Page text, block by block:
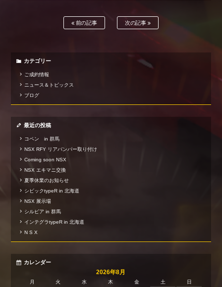
前の記事 次の記事
カテゴリー
ご成約情報
ニュース＆トピックス
ブログ
最近の投稿
コペン in 群馬
NSX RFY リアバンパー取り付け
Coming soon NSX
NSX エキマニ交換
夏季休業のお知らせ
シビックtypeR in 北海道
NSX 展示場
シルビア in 群馬
インテグラtypeR in 北海道
N S X
カレンダー
2026年8月
月 火 水 木 金 土 日